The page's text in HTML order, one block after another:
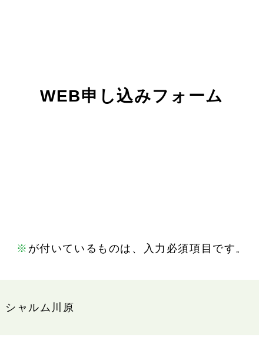
WEB申し込みフォーム
※ が付いているものは、入力必須項目です。
シャルム川原